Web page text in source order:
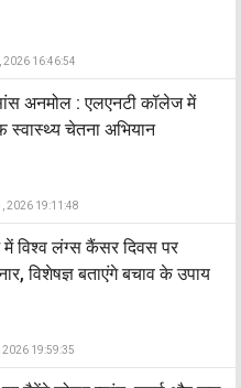
2026 16:46:54
अनमोल : एलएनटी कॉलेज में
चेतना अभियान
2026 19:11:48
विश्व लंग्स कैंसर दिवस पर
विशेषज्ञ बताएंगे बचाव के उपाय
19:59:35